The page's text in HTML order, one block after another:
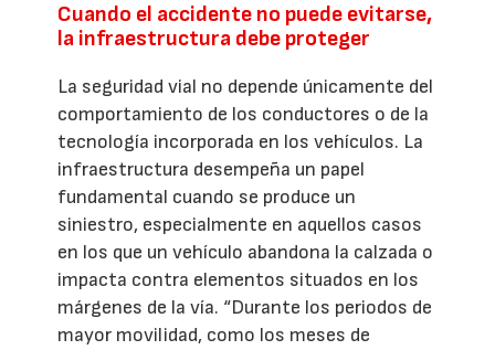
Cuando el accidente no puede evitarse,
la infraestructura debe proteger
La seguridad vial no depende únicamente del
comportamiento de los conductores o de la
tecnología incorporada en los vehículos. La
infraestructura desempeña un papel
fundamental cuando se produce un
siniestro, especialmente en aquellos casos
en los que un vehículo abandona la calzada o
impacta contra elementos situados en los
márgenes de la vía. “Durante los periodos de
mayor movilidad, como los meses de